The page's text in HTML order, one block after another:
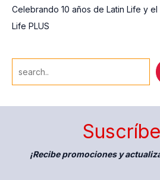
Celebrando 10 años de Latin Life y
Life PLUS
e
¡Recibe promociones y